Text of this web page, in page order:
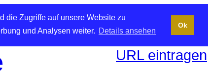
die Zugriffe auf unsere Website zu
und Analysen weiter. Details ansehen
Ok
URL eintragen